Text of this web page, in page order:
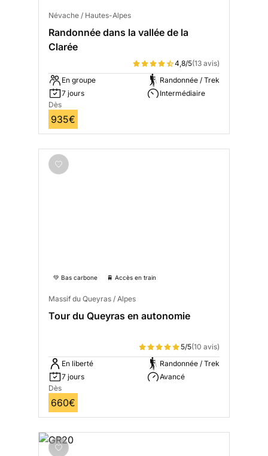
Névache / Hautes-Alpes
Randonnée dans la vallée de la
Clarée
4,8/5(13 avis)
En groupe
7 jours
Randonnée / Trek
Intermédiaire
Dès
935€
💚 Bas carbone 🚆 Accès en train
Massif du Queyras / Alpes
Tour du Queyras en autonomie
5/5(10 avis)
En liberté
7 jours
Randonnée / Trek
Avancé
Dès
660€